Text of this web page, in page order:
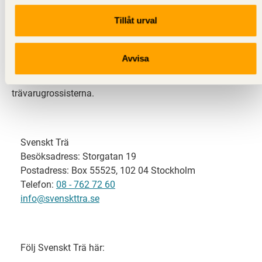
Tillåt urval
Avvisa
Svenskt Trä representerar svensk sågverksindustri
och är en del av branschorganisationen
svensk limträ-, KL-trä- och förpackningsindustri samt
trävarugrossisterna.
Svenskt Trä
Besöksadress: Storgatan 19
Postadress: Box 55525, 102 04 Stockholm
Telefon: 08 - 762 72 60
info@svenskttra.se
Följ Svenskt Trä här: